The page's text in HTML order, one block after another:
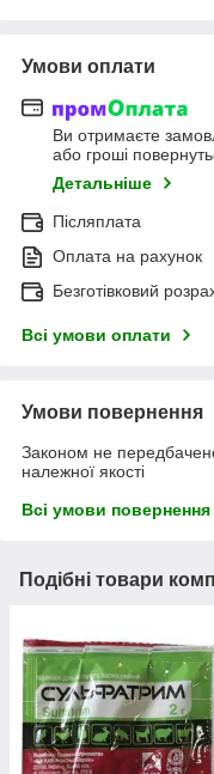
Умови оплати
Ви отримаєте
або гроші
Детальніше
Післяплата
Оплата на рахунок
Безготівковий
Всі умови оплати
Умови повернення
Законом не
належної якості
Всі умови повернення
Подібні товари